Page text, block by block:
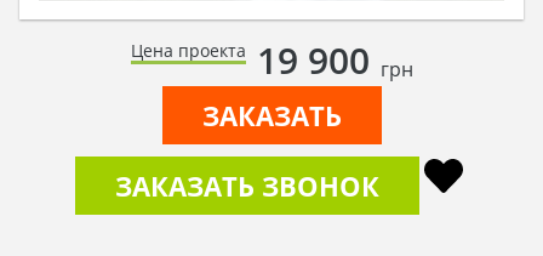
Цена проекта 19 900 грн
ЗАКАЗАТЬ
ЗАКАЗАТЬ ЗВОНОК